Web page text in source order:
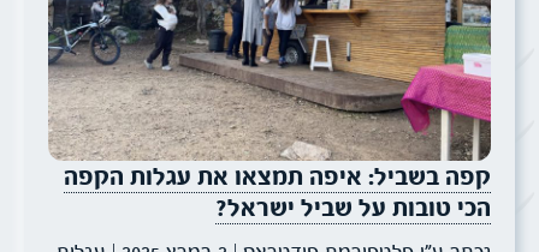
קפה בשביל: איפה תמצאו את עגלות הקפה
הכי טובות על שביל ישראל?